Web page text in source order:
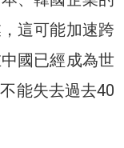
這可能加速跨
國已經成為世
能失去過去40